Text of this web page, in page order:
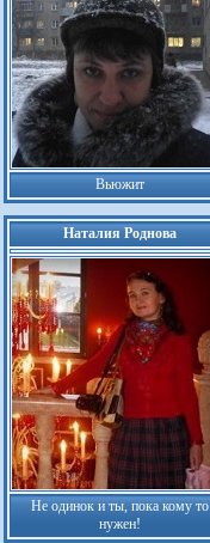
Вьюжит
Наталия Роднова
Не одинок и ты, пока кому то
нужен!